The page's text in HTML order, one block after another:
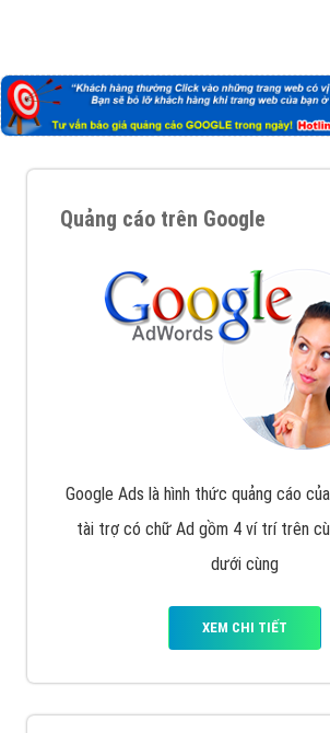
Quảng cáo trên Google
Google Ads là hình thức quảng cáo
tài trợ có chữ Ad gồm 4 ví trí trên
dưới cùng
XEM CHI TIẾT